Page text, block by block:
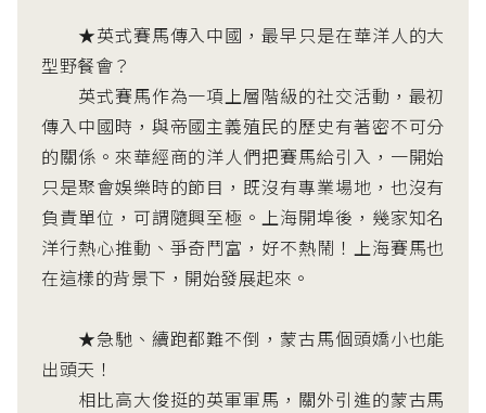
★英式賽馬傳入中國，最早只是在華洋人的大
型野餐會？
英式賽馬作為一項上層階級的社交活動，最初
傳入中國時，與帝國主義殖民的歷史有著密不可分
的關係。來華經商的洋人們把賽馬給引入，一開始
只是聚會娛樂時的節目，既沒有專業場地，也沒有
負責單位，可謂隨興至極。上海開埠後，幾家知名
洋行熱心推動、爭奇鬥富，好不熱鬧！上海賽馬也
在這樣的背景下，開始發展起來。
★急馳、續跑都難不倒，蒙古馬個頭嬌小也能
出頭天！
相比高大俊挺的英軍軍馬，關外引進的蒙古馬